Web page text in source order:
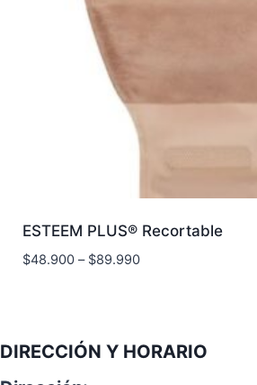
ESTEEM PLUS® Recortable
$48.900– $89.990
DIRECCIÓN Y HORARIO